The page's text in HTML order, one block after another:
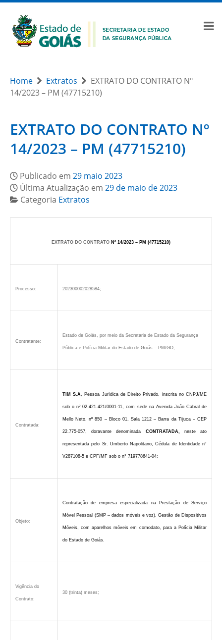
Home Extratos
EXTRATO DO CONTRATO Nº
14/2023 – PM (47715210)
EXTRATO DO CONTRATO Nº
14/2023 – PM (47715210)
Publicado em 29 maio 2023
Última Atualização em 29 de maio de 2023
Categoria Extratos
EXTRATO DO CONTRATO Nº 14/2023 – PM (47715210)
Processo: 202300002028584;
Contratante:
Estado de Goiás, por meio da Secretaria de Estado da Segurança
Pública e Polícia Militar do Estado de Goiás – PM/GO;
Contratada:
TIM S.A, Pessoa Jurídica de Direito Privado, inscrita no CNPJ/ME
sob o nº 02.421.421/0001-11, com sede na Avenida João Cabral de
Mello Neto, nº 850 – Bloco 01, Sala 1212 – Barra da Tijuca – CEP
22.775-057, doravante denominada CONTRATADA, neste ato
representada pelo Sr. Umberto Napolitano, Cédula de Identidade n°
V287108-5 e CPF/MF sob o n° 719778641-04;
Objeto:
Contratação de empresa especializada na Prestação de Serviço
Móvel Pessoal (SMP – dados móveis e voz), Gestão de Dispositivos
Móveis, com aparelhos móveis em comodato, para a Polícia Militar
do Estado de Goiás.
Vigência do
Contrato:
30 (trinta) meses;